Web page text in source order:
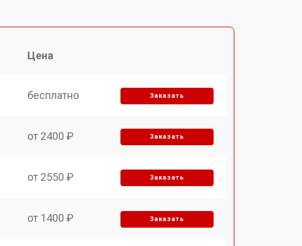
Цена
бесплатно Заказать
от 2400 ₽ Заказать
от 2550 ₽ Заказать
от 1400 ₽ Заказать